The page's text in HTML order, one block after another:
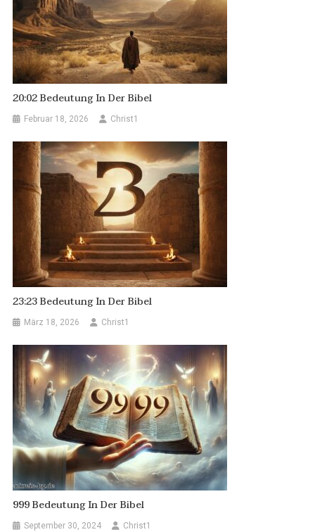
20:02 Bedeutung In Der Bibel
Februar 18, 2026 Christ1
23:23 Bedeutung In Der Bibel
März 18, 2026 Christ1
999 Bedeutung In Der Bibel
September 30, 2024 Christ1